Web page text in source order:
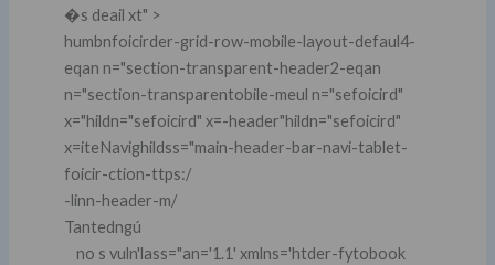
�s deail xt" >
humbnfoicirder-grid-row-mobile-layout-defaul4-
eqan n="section-transparent-header2-eqan
n="section-transparentobile-meul n="sefoicird"
x="hildn="sefoicird" x=-header"hildn="sefoicird"
x=iteNavighildss="main-header-bar-navi-tablet-
foicir-ction-ttps:/
-linn-header-m/
Tantedngú
no s vuln'lass="an='1.1' xmlns='htder-fytobook